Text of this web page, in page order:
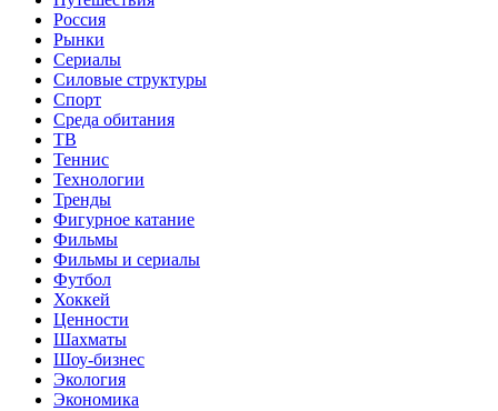
Россия
Рынки
Сериалы
Силовые структуры
Спорт
Среда обитания
ТВ
Теннис
Технологии
Тренды
Фигурное катание
Фильмы
Фильмы и сериалы
Футбол
Хоккей
Ценности
Шахматы
Шоу-бизнес
Экология
Экономика